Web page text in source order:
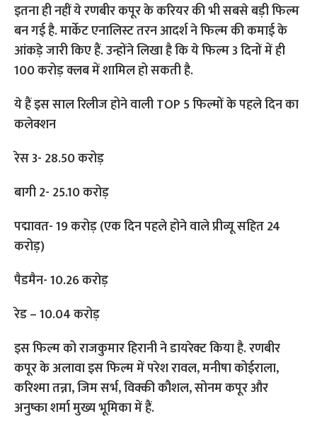
इतना ही नहीं ये रणबीर कपूर के करियर की भी सबसे बड़ी फिल्म
बन गई है. मार्केट एनालिस्ट तरन आदर्श ने फिल्म की कमाई के
आंकड़े जारी किए हैं. उन्होंने लिखा है कि ये फिल्म 3 दिनों में ही
100 करोड़ क्लब में शामिल हो सकती है.
ये हैं इस साल रिलीज होने वाली TOP 5 फिल्मों के पहले दिन का
कलेक्शन
रेस 3- 28.50 करोड़
बागी 2- 25.10 करोड़
पद्मावत- 19 करोड़ (एक दिन पहले होने वाले प्रीव्यू सहित 24
करोड़)
पैडमैन- 10.26 करोड़
रेड – 10.04 करोड़
इस फिल्म को राजकुमार हिरानी ने डायरेक्ट किया है. रणबीर
कपूर के अलावा इस फिल्म में परेश रावल, मनीषा कोईराला,
करिश्मा तन्ना, जिम सर्भ, विक्की कौशल, सोनम कपूर और
अनुष्का शर्मा मुख्य भूमिका में हैं.